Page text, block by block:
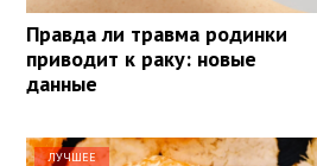
Правда ли травма родинки
приводит к раку: новые
данные
ЛУЧШЕЕ